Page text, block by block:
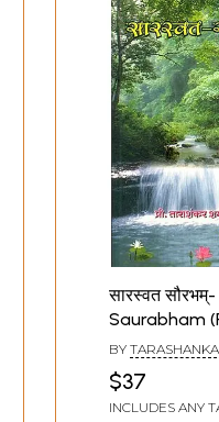
सारस्वत
Saurabham
Verse Drama
Compilation)
BY
$37
INCLUDES ANY